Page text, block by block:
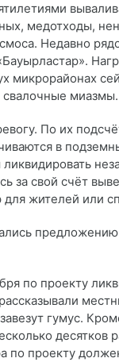
медотходы,
Недавно
микрорайонах
свалочные миазмы.
По их
в
за свой счёт
для жителей или
по проекту
гумус.
десятков
по проекту